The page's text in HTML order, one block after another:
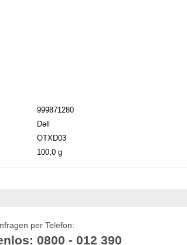
999871280
Dell
OTXD03
100,0 g
per Telefon:
0800 - 012 390